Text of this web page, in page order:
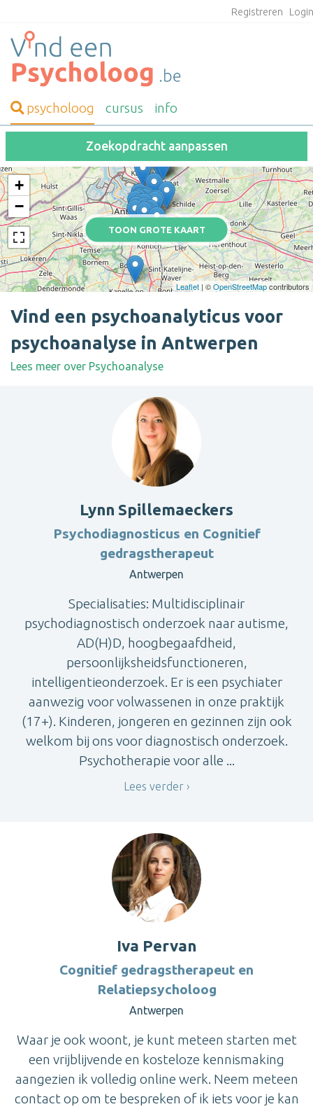
Registreren
psycholoog cursus info
Zoekopdracht aanpassen
TOON GROTE KAART
+
−
Leaflet | ©OpenStreetMapcontributors
Vind een psychoanalyticus voor
psychoanalyse in Antwerpen
Lees meer over Psychoanalyse
Lynn Spillemaeckers
Psychodiagnosticus en Cognitief
gedragstherapeut
Antwerpen
Specialisaties: Multidisciplinair
psychodiagnostisch onderzoek naar autisme,
AD(H)D, hoogbegaafdheid,
persoonlijksheidsfunctioneren,
intelligentieonderzoek. Er is een psychiater
aanwezig voor volwassenen in onze praktijk
(17+). Kinderen, jongeren en gezinnen zijn ook
welkom bij ons voor diagnostisch onderzoek.
Psychotherapie voor alle ...
Lees verder
Iva Pervan
Cognitief gedragstherapeut en
Relatiepsycholoog
Antwerpen
Waar je ook woont, je kunt meteen starten met
een vrijblijvende en kosteloze kennismaking
aangezien ik volledig online werk. Neem meteen
contact op om te bespreken of ik iets voor je kan